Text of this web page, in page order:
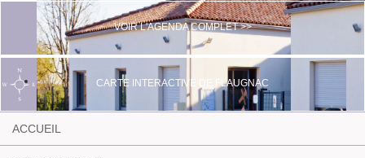
VOIR L'AGENDA COMPLET >>
CARTE INTERACTIVE DE FLAUGNAC
ACCUEIL